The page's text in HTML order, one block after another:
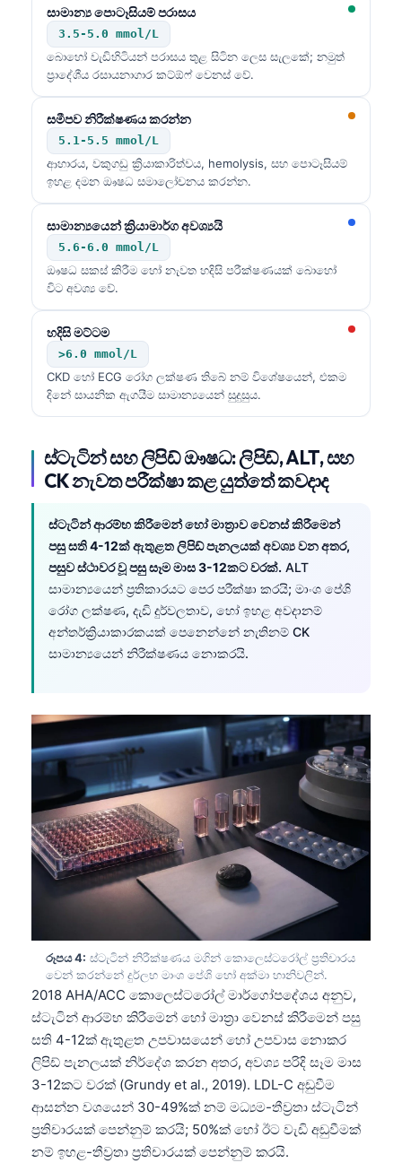
සාමාන්‍ය පොටෑසියම් පරාසය
3.5-5.0 mmol/L
බොහෝ වැඩිහිටියන් පරාසය තුළ සිටින ලෙස සැලකේ; නමුත්
ප්‍රාදේශීය රසායනාගාර කට්ඕෆ් වෙනස් වේ.
සමීපව නිරීක්ෂණය කරන්න
5.1-5.5 mmol/L
ආහාරය, වකුගඩු ක්‍රියාකාරිත්වය, hemolysis, සහ පොටෑසියම්
ඉහළ දමන ඖෂධ සමාලෝචනය කරන්න.
සාමාන්‍යයෙන් ක්‍රියාමාර්ග අවශ්‍යයි
5.6-6.0 mmol/L
ඖෂධ සකස් කිරීම හෝ නැවත හදිසි පරීක්ෂණයක් බොහෝ
විට අවශ්‍ය වේ.
හදිසි මට්ටම
>6.0 mmol/L
CKD හෝ ECG රෝග ලක්ෂණ තිබේ නම් විශේෂයෙන්, එකම
දිනේ සායනික ඇගයීම සාමාන්‍යයෙන් සුදුසුය.
ස්ටැටින් සහ ලිපිඩ් ඖෂධ: ලිපිඩ්, ALT, සහ
CK නැවත පරීක්ෂා කළ යුත්තේ කවදාද
ස්ටැටින් ආරම්භ කිරීමෙන් හෝ මාත්‍රාව වෙනස් කිරීමෙන්
පසු සති 4-12ක් ඇතුළත ලිපිඩ් පැනලයක් අවශ්‍ය වන අතර,
පසුව ස්ථාවර වූ පසු සෑම මාස 3-12කට වරක්. ALT
සාමාන්‍යයෙන් ප්‍රතිකාරයට පෙර පරීක්ෂා කරයි; මාංශ පේශි
රෝග ලක්ෂණ, දැඩි දුර්වලතාව, හෝ ඉහළ අවදානම්
අන්තර්ක්‍රියාකාරකයක් පෙනෙන්නේ නැතිනම් CK
සාමාන්‍යයෙන් නිරීක්ෂණය නොකරයි.
රූපය 4: ස්ටැටින් නිරීක්ෂණය මගින් කොලෙස්ටරෝල් ප්‍රතිචාරය
වෙන් කරන්නේ දුර්ලභ මාංශ පේශි හෝ අක්මා හානිවලින්.
2018 AHA/ACC කොලෙස්ටරෝල් මාර්ගෝපදේශය අනුව,
ස්ටැටින් ආරම්භ කිරීමෙන් හෝ මාත්‍රා වෙනස් කිරීමෙන් පසු
සති 4-12ක් ඇතුළත උපවාසයෙන් හෝ උපවාස නොකර
ලිපිඩ් පැනලයක් නිර්දේශ කරන අතර, අවශ්‍ය පරිදි සෑම මාස
3-12කට වරක් (Grundy et al., 2019). LDL-C අඩුවීම
ආසන්න වශයෙන් 30-49%ක් නම් මධ්‍යම-තීව්‍රතා ස්ටැටින්
ප්‍රතිචාරයක් පෙන්නුම් කරයි; 50%ක් හෝ ඊට වැඩි අඩුවීමක්
නම් ඉහළ-තීව්‍රතා ප්‍රතිචාරයක් පෙන්නුම් කරයි.